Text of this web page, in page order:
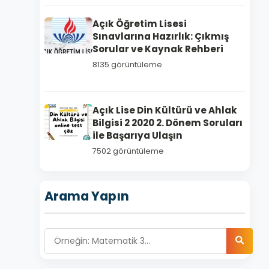
Açık Öğretim Lisesi
Sınavlarına Hazırlık: Çıkmış
Sorular ve Kaynak Rehberi
8135 görüntüleme
Açık Lise Din Kültürü ve Ahlak
Bilgisi 2 2020 2. Dönem Soruları
ile Başarıya Ulaşın
7502 görüntüleme
Arama Yapın